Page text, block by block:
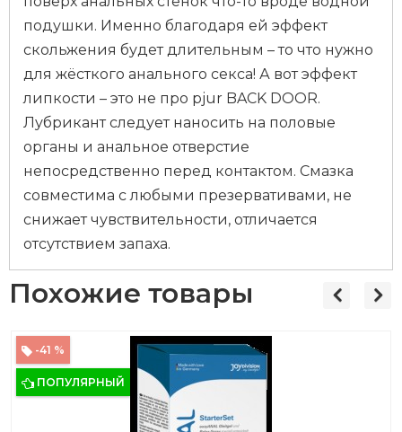
подушки. Именно благодаря ей эффект
скольжения будет длительным – то что нужно
для жёсткого анального секса! А вот эффект
липкости – это не про pjur BACK DOOR.
Лубрикант следует наносить на половые
органы и анальное отверстие
непосредственно перед контактом. Смазка
совместима с любыми презервативами, не
снижает чувствительности, отличается
отсутствием запаха.
Похожие товары
-41 %
ПОПУЛЯРНЫЙ